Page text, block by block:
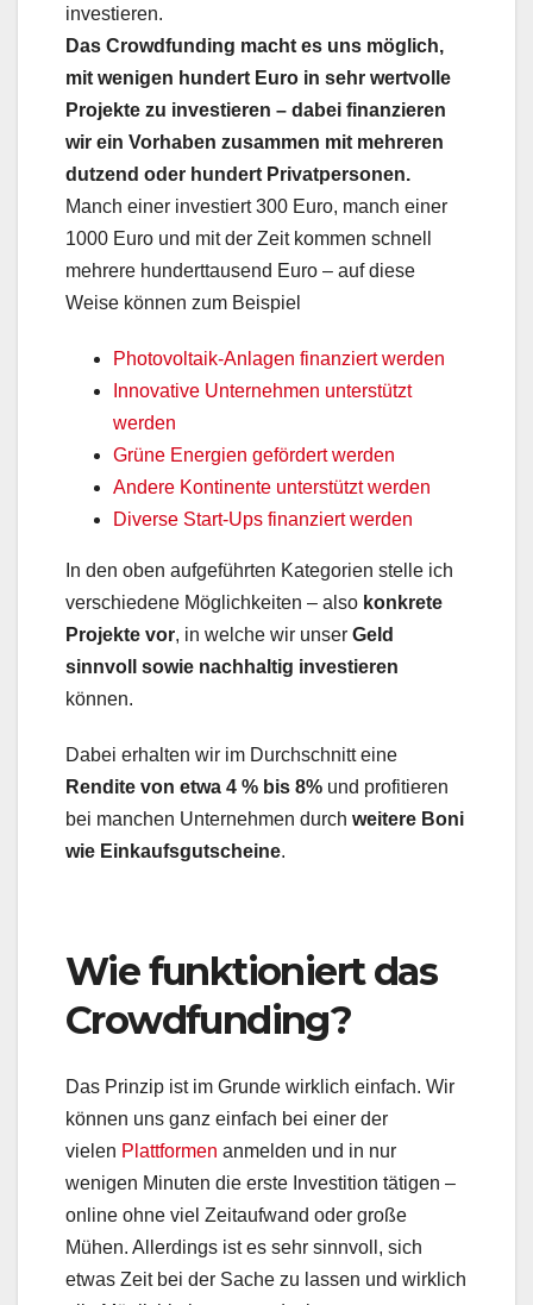
investieren.
Das Crowdfunding macht es uns möglich,
mit wenigen hundert Euro in sehr wertvolle
Projekte zu investieren – dabei finanzieren
wir ein Vorhaben zusammen mit mehreren
dutzend oder hundert Privatpersonen.
Manch einer investiert 300 Euro, manch einer
1000 Euro und mit der Zeit kommen schnell
mehrere hunderttausend Euro – auf diese
Weise können zum Beispiel
Photovoltaik-Anlagen finanziert werden
Innovative Unternehmen unterstützt
werden
Grüne Energien gefördert werden
Andere Kontinente unterstützt werden
Diverse Start-Ups finanziert werden
In den oben aufgeführten Kategorien stelle ich
verschiedene Möglichkeiten – also konkrete
Projekte vor, in welche wir unser Geld
sinnvoll sowie nachhaltig investieren
können.
Dabei erhalten wir im Durchschnitt eine
Rendite von etwa 4 % bis 8% und profitieren
bei manchen Unternehmen durch weitere Boni
wie Einkaufsgutscheine.
Wie funktioniert das
Crowdfunding?
Das Prinzip ist im Grunde wirklich einfach. Wir
können uns ganz einfach bei einer der
vielen Plattformen anmelden und in nur
wenigen Minuten die erste Investition tätigen –
online ohne viel Zeitaufwand oder große
Mühen. Allerdings ist es sehr sinnvoll, sich
etwas Zeit bei der Sache zu lassen und wirklich